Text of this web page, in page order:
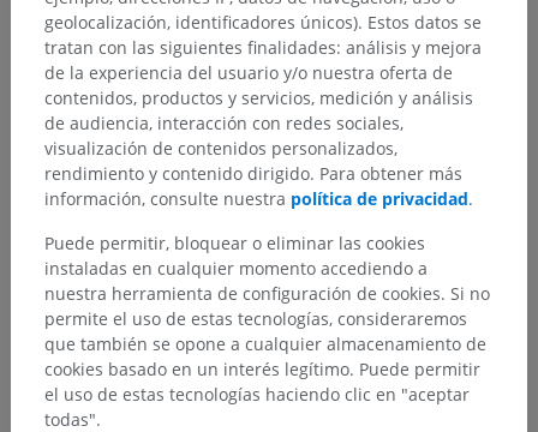
geolocalización, identificadores únicos). Estos datos se
tratan con las siguientes finalidades: análisis y mejora
de la experiencia del usuario y/o nuestra oferta de
contenidos, productos y servicios, medición y análisis
de audiencia, interacción con redes sociales,
visualización de contenidos personalizados,
rendimiento y contenido dirigido. Para obtener más
información, consulte nuestra política de privacidad.
Puede permitir, bloquear o eliminar las cookies
instaladas en cualquier momento accediendo a
nuestra herramienta de configuración de cookies. Si no
permite el uso de estas tecnologías, consideraremos
que también se opone a cualquier almacenamiento de
cookies basado en un interés legítimo. Puede permitir
el uso de estas tecnologías haciendo clic en "aceptar
todas".